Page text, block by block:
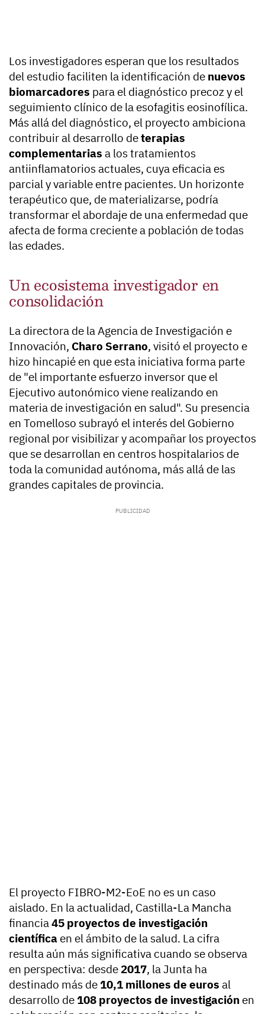
Los investigadores esperan que los resultados
del estudio faciliten la identificación de nuevos
biomarcadores para el diagnóstico precoz y el
seguimiento clínico de la esofagitis eosinofílica.
Más allá del diagnóstico, el proyecto ambiciona
contribuir al desarrollo deterapias
complementarias a los tratamientos
antiinflamatorios actuales, cuya eficacia es
parcial y variable entre pacientes. Un horizonte
terapéutico que, de materializarse, podría
transformar el abordaje de una enfermedad que
afecta de forma creciente a población de todas
las edades.
Un ecosistema investigador en
consolidación
La directora de la Agencia de Investigación e
Innovación, Charo Serrano, visitó el proyecto e
hizo hincapié en que esta iniciativa forma parte
de "el importante esfuerzo inversor que el
Ejecutivo autonómico viene realizando en
materia de investigación en salud". Su presencia
en Tomelloso subrayó el interés del Gobierno
regional por visibilizar y acompañar los proyectos
que se desarrollan en centros hospitalarios de
toda la comunidad autónoma, más allá de las
grandes capitales de provincia.
El proyecto FIBRO-M2-EoE no es un caso
aislado. En la actualidad, Castilla-La Mancha
financia45 proyectos de investigación
científica en el ámbito de la salud. La cifra
resulta aún más significativa cuando se observa
en perspectiva: desde 2017, la Junta ha
destinado más de 10,1 millones de euros al
desarrollo de 108 proyectos de investigación en